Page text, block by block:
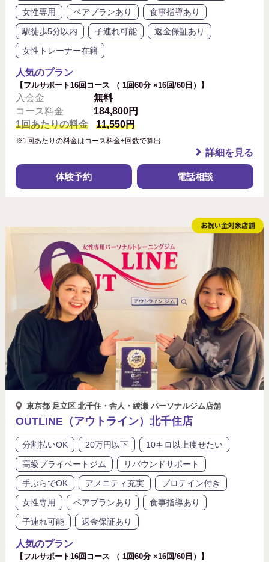
女性専用 ペアプランあり
食事指導あり
駅徒歩5分以内
子連れ可能
返金保証あり
女性トレーナー在籍
人気のプラン
【フルサポート16回コース （ 1回60分 ×16回/60日）】
入会金
無料
コース料金
184,800円
1回あたりの料金
11,550円
※1回あたりの料金はコース料金÷回数で算出
詳細を見る
体験予約 電話相談
東京都 足立区 北千住・舎人・綾瀬 パーソナルジム店舗
OUTLINE（アウトライン）北千住店
分割払いOK 20万円以下
10キロ以上痩せたい
高級プライベートジム
リバウンドサポート
手ぶらでOK
アメニティ充実
プロテイン付き
女性専用
ペアプランあり
食事指導あり
子連れ可能
返金保証あり
人気のプラン
【フルサポート16回コース （ 1回60分 ×16回/60日）】